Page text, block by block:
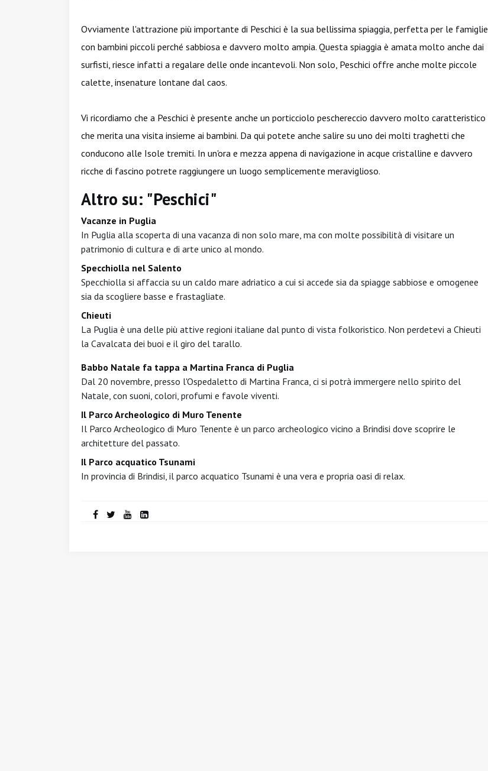
Ovviamente l'attrazione più importante di Peschici è la sua bellissima spiaggia, perfetta per le famiglie
con bambini piccoli perché sabbiosa e davvero molto ampia. Questa spiaggia è amata molto anche dai
surfisti, riesce infatti a regalare delle onde incantevoli. Non solo, Peschici offre anche molte piccole
calette, insenature lontane dal caos.
Vi ricordiamo che a Peschici è presente anche un porticciolo peschereccio davvero molto caratteristico
che merita una visita insieme ai bambini. Da qui potete anche salire su uno dei molti traghetti che
conducono alle Isole tremiti. In un'ora e mezza appena di navigazione in acque cristalline e davvero
ricche di fascino potrete raggiungere un luogo semplicemente meraviglioso.
Altro su: "Peschici"
Vacanze in Puglia
In Puglia alla scoperta di una vacanza di non solo mare, ma con molte possibilità di visitare un
patrimonio di cultura e di arte unico al mondo.
Specchiolla nel Salento
Specchiolla si affaccia su un caldo mare adriatico a cui si accede sia da spiagge sabbiose e omogenee
sia da scogliere basse e frastagliate.
Chieuti
La Puglia è una delle più attive regioni italiane dal punto di vista folkoristico. Non perdetevi a Chieuti
la Cavalcata dei buoi e il giro del tarallo.
Babbo Natale fa tappa a Martina Franca di Puglia
Dal 20 novembre, presso l'Ospedaletto di Martina Franca, ci si potrà immergere nello spirito del
Natale, con suoni, colori, profumi e favole viventi.
Il Parco Archeologico di Muro Tenente
Il Parco Archeologico di Muro Tenente è un parco archeologico vicino a Brindisi dove scoprire le
architetture del passato.
Il Parco acquatico Tsunami
In provincia di Brindisi, il parco acquatico Tsunami è una vera e propria oasi di relax.